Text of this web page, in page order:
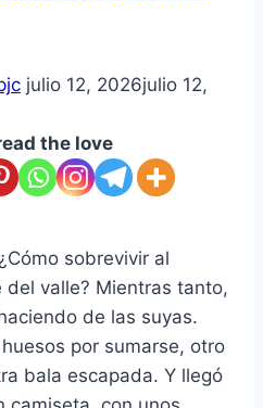
julio 12, 2026julio 12,
the love
sobrevivir al
del valle? Mientras tanto,
de las suyas.
por sumarse, otro
bala escapada. Y llegó